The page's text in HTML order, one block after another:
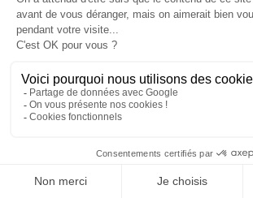
Sous-bock mariage Terracotta